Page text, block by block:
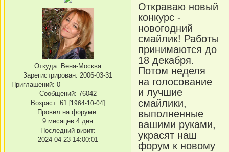
Откуда: Вена-Москва
Зарегистрирован: 2006-03-31
Приглашений: 0
Сообщений: 76042
Возраст: 61 [1964-10-04]
Провел на форуме:
9 месяцев 4 дня
Последний визит:
2024-04-23 14:00:01
Откраваю новый
конкурс -
новогодний
смайлик! Работы
принимаются до
18 декабря.
Потом неделя
на голосование
и лучшие
смайлики,
выполненные
вашими руками,
украсят наш
форум к новому